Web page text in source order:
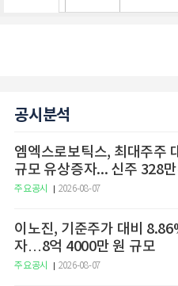
공시분석
엠엑스로보틱스, 최대주주
규모 유상증자... 신주 328
주요공시 2026-08-07
이노진, 기준주가 대비
자…8억 4000만 원 규모
주요공시 2026-08-07